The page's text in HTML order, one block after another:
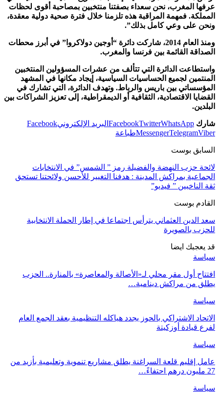
عرفها المغرب، نحن سعداء بصفتنا منتخبين بمصاحبة أقوى لحظات
المملكة. فمهمة المراقبة هذه تلزمنا خلال فترة صحية دولية معقدة،
ونحن على وعي كامل بذلك”.
ومنذ العام 2014، شاركت دائرة “أوجين دولاكروا” في أبرز محطات
الصداقة القائمة بين فرنسا والمغرب.
واستطاعت الدائرة التي تتألف من عشرات المسؤولين المنتخبين
المنتمين لجميع الحساسيات السياسية، إيجاد مكانها في المشهد
المؤسساتي بين باريس والرباط. وتهدف الدائرة، التي تشارك في
القضايا الاقتصادية، الثقافية أو الديمقراطية، إلى تعزيز الشراكات بين
البلدين.
شارك FacebookTwitterWhatsApp البريد الإلكترونيFacebook
MessengerTelegramViber طباعة
السابق بوست
لائحة حزب النهضة والفضيلة رمز ” الشمس” في الانتخابات
الجماعية بمراكش المدينة : هدفنا التغيير للأحسن ولائحتنا تستحق
ثقة الناخبين ” فيديو”
القادم بوست
سعد الدين العثماني يترأس اجتماعا في إطار الحملة الانتخابية
للحزب بالصويرة
قد يعجبك ايضا
سياسة
افتتاح أول مقر محلي لـ«الأصالة والمعاصرة» بالمنارة.. الحزب
يطلق من مراكش دينامية…
سياسة
الاتحاد الاشتراكي بالحوز يجدد هياكله التنظيمية بعقد الجمع العام
لفرع قيادة أوزكيتة
سياسة
عامل إقليم قلعة السراغنة يطلق مشاريع تنموية وتعليمية بأزيد من
27 مليون درهم احتفاءً…
سياسة